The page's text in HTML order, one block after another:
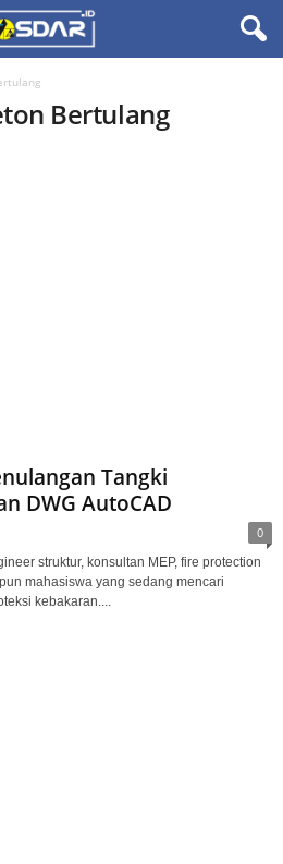
Bertulang
Tangki
DWG AutoCAD
0
struktur, konsultan MEP, fire protection
mahasiswa yang sedang mencari
kebakaran....